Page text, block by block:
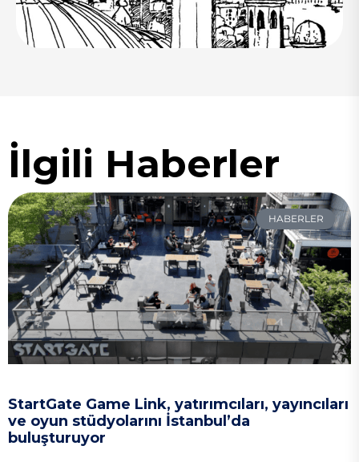
İlgili Haberler
HABERLER
StartGate Game Link, yatırımcıları, yayıncıları
ve oyun stüdyolarını İstanbul’da
buluşturuyor